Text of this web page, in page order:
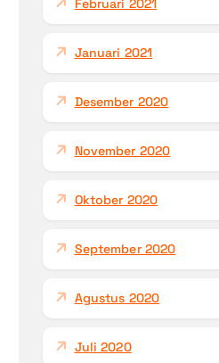
Januari 2021
Desember 2020
November 2020
Oktober 2020
September 2020
Agustus 2020
Juli 2020